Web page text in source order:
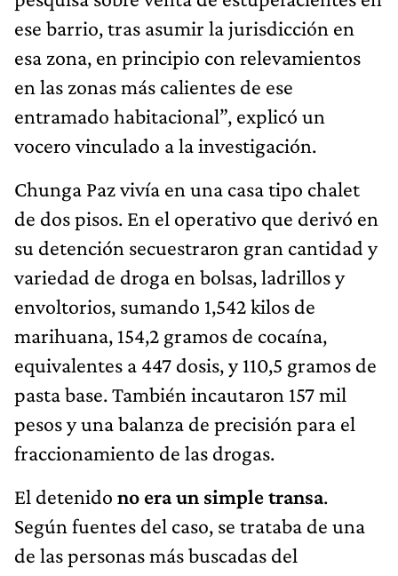
ese barrio, tras asumir la jurisdicción en
esa zona, en principio con relevamientos
en las zonas más calientes de ese
entramado habitacional”, explicó un
vocero vinculado a la investigación.
Chunga Paz vivía en una casa tipo chalet
de dos pisos. En el operativo que derivó en
su detención secuestraron gran cantidad y
variedad de droga en bolsas, ladrillos y
envoltorios, sumando 1,542 kilos de
marihuana, 154,2 gramos de cocaína,
equivalentes a 447 dosis, y 110,5 gramos de
pasta base. También incautaron 157 mil
pesos y una balanza de precisión para el
fraccionamiento de las drogas.
El detenido no era un simple transa.
Según fuentes del caso, se trataba de una
de las personas más buscadas del